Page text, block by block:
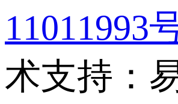
11011993
术支持：